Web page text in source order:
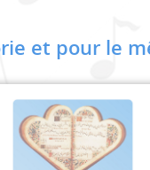
et pour le